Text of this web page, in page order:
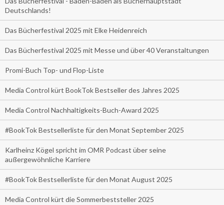
Deutschlands!
Das Bücherfestival 2025 mit Elke Heidenreich
Das Bücherfestival 2025 mit Messe und über 40 Veranstaltungen
Promi-Buch Top- und Flop-Liste
Media Control kürt BookTok Bestseller des Jahres 2025
Media Control Nachhaltigkeits-Buch-Award 2025
#BookTok Bestsellerliste für den Monat September 2025
Karlheinz Kögel spricht im OMR Podcast über seine
außergewöhnliche Karriere
#BookTok Bestsellerliste für den Monat August 2025
Media Control kürt die Sommerbeststeller 2025